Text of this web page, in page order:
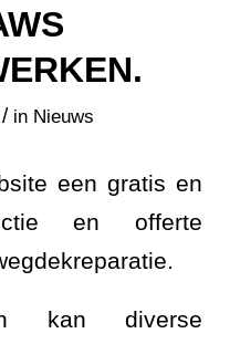
/ in Nieuws
een gratis en
en offerte
kan diverse